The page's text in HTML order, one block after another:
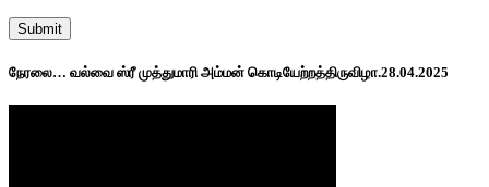
நேரலை… வல்வை ஸ்ரீ முத்துமாரி அம்மன் கொடியேற்றத்திருவிழா.28.04.2025